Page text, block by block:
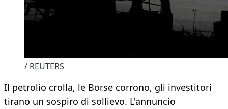
/ REUTERS
Il petrolio crolla, le Borse corrono, gli investitori
tirano un sospiro di sollievo. L'annuncio